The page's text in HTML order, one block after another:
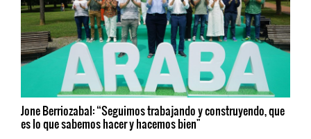
Jone Berriozabal: “Seguimos trabajando y construyendo, que
es lo que sabemos hacer y hacemos bien"